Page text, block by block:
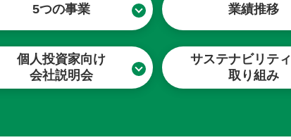
5つの事業 業績推移
個人投資家向け
会社説明会
サステナビリティ
取り組み